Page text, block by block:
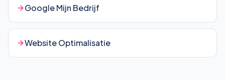
Google Mijn Bedrijf
Website Optimalisatie